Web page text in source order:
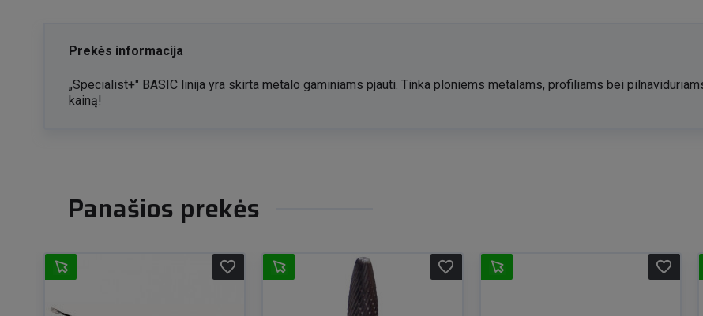
Prekės informacija
„Specialist+" BASIC linija yra skirta metalo gaminiams pjauti. Tinka ploniems metalams, profiliams bei
kainą!
Panašios prekės
favorite_border favorite_border favorite_border